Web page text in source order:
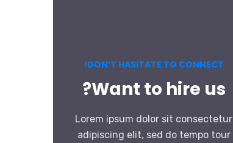
DON’T HASITATE TO CONNECT!
Want to hire us?
Lorem ipsum dolor sit consectetur
adipiscing elit, sed do tempo tour